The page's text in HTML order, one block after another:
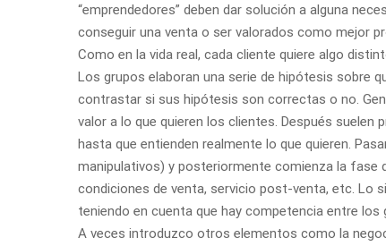
“emprendedores” deben dar solución a alguna
conseguir una venta o ser valorados como mejor
Como en la vida real, cada cliente quiere algo
Los grupos elaboran una serie de hipótesis sobre
contrastar si sus hipótesis son correctas o no.
valor a lo que quieren los clientes. Después
hasta que entienden realmente lo que quieren.
manipulativos) y posteriormente comienza la fase
condiciones de venta, servicio post-venta, etc. Lo
teniendo en cuenta que hay competencia entre los
A veces introduzco otros elementos como la